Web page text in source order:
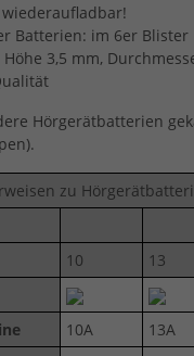
Batterien: im 6er Blister
3,5 mm,
Hörgerätbatterien
zu
10 13
10A 13A